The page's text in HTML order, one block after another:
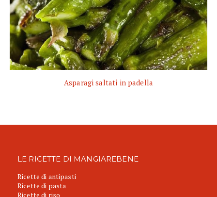
Asparagi saltati in padella
LE RICETTE DI MANGIAREBENE
Ricette di antipasti
Ricette di pasta
Ricette di riso